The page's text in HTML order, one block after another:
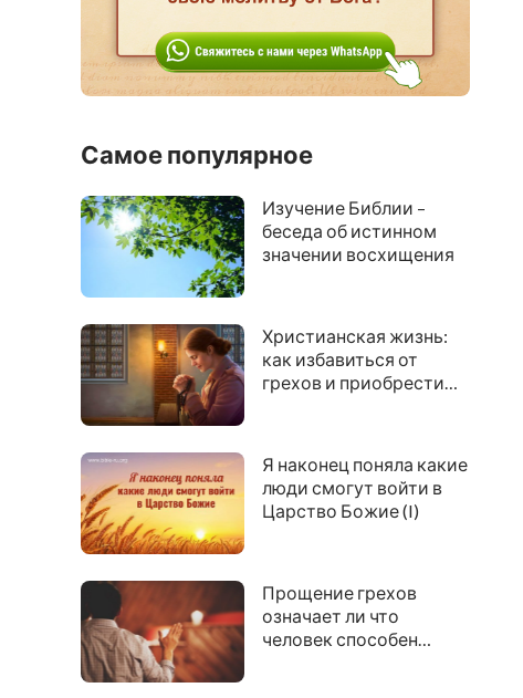
Самое популярное
Изучение Библии –
беседа об истинном
значении восхищения
Христианская жизнь:
как избавиться от
грехов и приобрести
Я наконец поняла какие
люди смогут войти в
Царство Божие (I)
Прощение грехов
означает ли что
человек способен